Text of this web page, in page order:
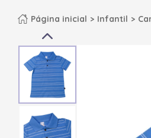
Página inicial Infantil